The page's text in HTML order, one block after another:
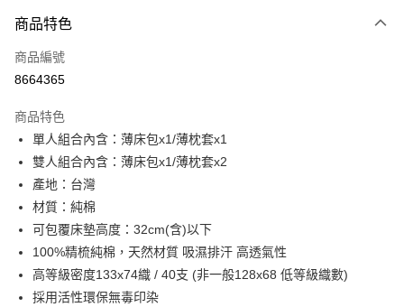
信用卡一次付款
超商取貨付款
Apple Pay
街口支付
悠遊付
全盈+PAY
ATM付款
商品特色
商品編號
8664365
商品特色
單人組合內含：薄床包x1/薄枕套x1
雙人組合內含：薄床包x1/薄枕套x2
產地：台灣
材質：純棉
可包覆床墊高度：32cm(含)以下
100%精梳純棉，天然材質 吸濕排汗 高透氣性
高等級密度133x74織 / 40支 (非一般128x68 低等級織數)
採用活性環保無毒印染